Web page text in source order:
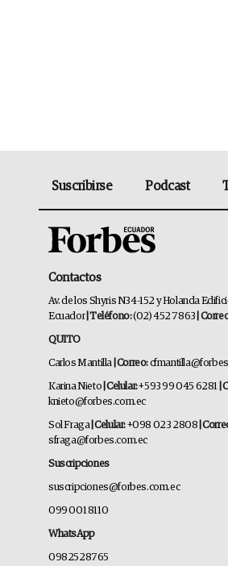
Suscribirse Podcast
Contactos
Av. de los Shyris N34-152 y Holanda
Ecuador | Teléfono:(02) 452 7863 |
QUITO
Carlos Mantilla | Correo:
Karina Nieto | Celular:+593 99 045 6281 |
knieto@forbes.com.ec
Sol Fraga| Celular:+098 023 2808 |
sfraga@forbes.com.ec
Suscripciones
suscripciones@forbes.com.ec
099 001 8110
WhatsApp
0982528765